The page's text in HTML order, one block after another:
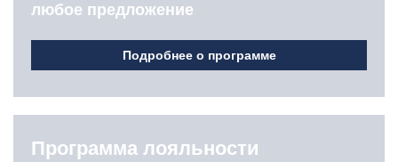
любое предложение
Подробнее о программе
Программа лояльности